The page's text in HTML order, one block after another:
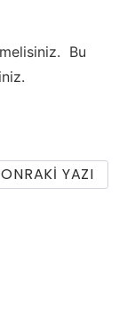
Bu
YAZI